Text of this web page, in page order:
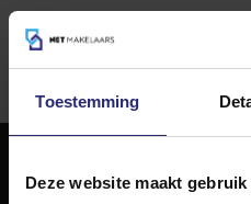
Toestemming
Deze website maakt
023 303 54 44
NET Makelaars